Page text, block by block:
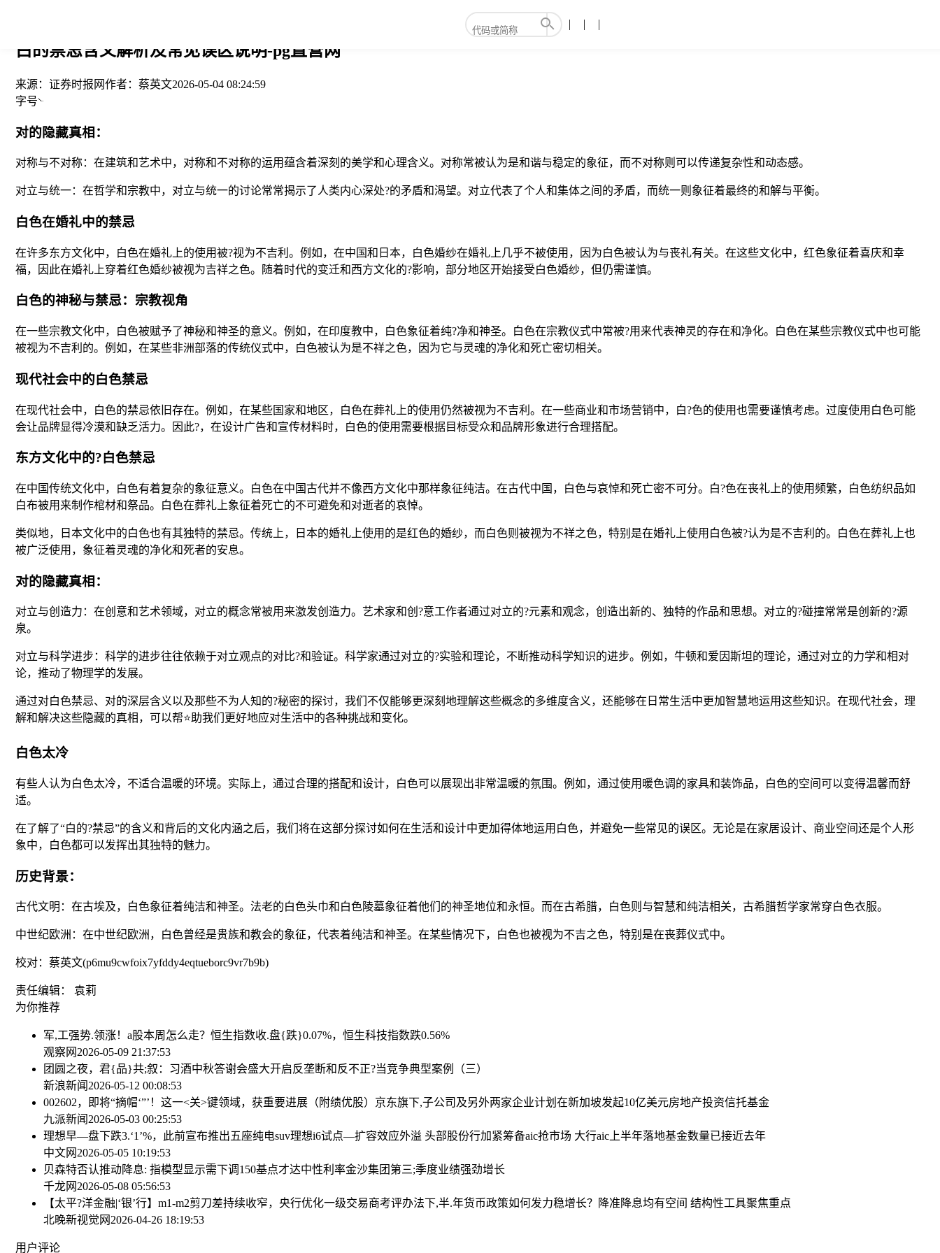
白的禁忌含义解析及常见误区说明-pg直营网
来源： 证券时报网作者： 蔡英文2026-05-04 08:24:59
字号
对的隐藏真相：
对称与不对称：在建筑和艺术中，对称和不对称的运用蕴含着深刻的美学和心理含义。对称常被认为是和谐与稳定的象征，而不对称则可以传递复杂性和动态感。
对立与统一：在哲学和宗教中，对立与统一的讨论常常揭示了人类内心深处?的矛盾和渴望。对立代表了个人和集体之间的矛盾，而统一则象征着最终的和解与平衡。
白色在婚礼中的禁忌
在许多东方文化中，白色在婚礼上的使用被?视为不吉利。例如，在中国和日本，白色婚纱在婚礼上几乎不被使用，因为白色被认为与丧礼有关。在这些文化中，红色象征着喜庆和幸
福，因此在婚礼上穿着红色婚纱被视为吉祥之色。随着时代的变迁和西方文化的?影响，部分地区开始接受白色婚纱，但仍需谨慎。
白色的神秘与禁忌：宗教视角
在一些宗教文化中，白色被赋予了神秘和神圣的意义。例如，在印度教中，白色象征着纯?净和神圣。白色在宗教仪式中常被?用来代表神灵的存在和净化。白色在某些宗教仪式中也可能
被视为不吉利的。例如，在某些非洲部落的传统仪式中，白色被认为是不祥之色，因为它与灵魂的净化和死亡密切相关。
现代社会中的白色禁忌
在现代社会中，白色的禁忌依旧存在。例如，在某些国家和地区，白色在葬礼上的使用仍然被视为不吉利。在一些商业和市场营销中，白?色的使用也需要谨慎考虑。过度使用白色可能
会让品牌显得冷漠和缺乏活力。因此?，在设计广告和宣传材料时，白色的使用需要根据目标受众和品牌形象进行合理搭配。
东方文化中的?白色禁忌
在中国传统文化中，白色有着复杂的象征意义。白色在中国古代并不像西方文化中那样象征纯洁。在古代中国，白色与哀悼和死亡密不可分。白?色在丧礼上的使用频繁，白色纺织品如
白布被用来制作棺材和祭品。白色在葬礼上象征着死亡的不可避免和对逝者的哀悼。
类似地，日本文化中的白色也有其独特的禁忌。传统上，日本的婚礼上使用的是红色的婚纱，而白色则被视为不祥之色，特别是在婚礼上使用白色被?认为是不吉利的。白色在葬礼上也
被广泛使用，象征着灵魂的净化和死者的安息。
对的隐藏真相：
对立与创造力：在创意和艺术领域，对立的概念常被用来激发创造力。艺术家和创?意工作者通过对立的?元素和观念，创造出新的、独特的作品和思想。对立的?碰撞常常是创新的?源
泉。
对立与科学进步：科学的进步往往依赖于对立观点的对比?和验证。科学家通过对立的?实验和理论，不断推动科学知识的进步。例如，牛顿和爱因斯坦的理论，通过对立的力学和相对
论，推动了物理学的发展。
通过对白色禁忌、对的深层含义以及那些不为人知的?秘密的探讨，我们不仅能够更深刻地理解这些概念的多维度含义，还能够在日常生活中更加智慧地运用这些知识。在现代社会，理
解和解决这些隐藏的真相，可以帮⭐助我们更好地应对生活中的各种挑战和变化。
白色太冷
有些人认为白色太冷，不适合温暖的环境。实际上，通过合理的搭配和设计，白色可以展现出非常温暖的氛围。例如，通过使用暖色调的家具和装饰品，白色的空间可以变得温馨而舒
适。
在了解了“白的?禁忌”的含义和背后的文化内涵之后，我们将在这部分探讨如何在生活和设计中更加得体地运用白色，并避免一些常见的误区。无论是在家居设计、商业空间还是个人形
象中，白色都可以发挥出其独特的魅力。
历史背景：
古代文明：在古埃及，白色象征着纯洁和神圣。法老的白色头巾和白色陵墓象征着他们的神圣地位和永恒。而在古希腊，白色则与智慧和纯洁相关，古希腊哲学家常穿白色衣服。
中世纪欧洲：在中世纪欧洲，白色曾经是贵族和教会的象征，代表着纯洁和神圣。在某些情况下，白色也被视为不吉之色，特别是在丧葬仪式中。
校对：蔡英文(p6mu9cwfoix7yfddy4eqtueborc9vr7b9b)
责任编辑： 袁莉
为你推荐
军,工强势.领涨！a股本周怎么走？ 恒生指数收.盘{跌}0.07%，恒生科技指数跌0.56%
观察网 2026-05-09 21:37:53
团圆之夜，君{品}共;叙：习酒中秋答谢会盛大开启反垄断和反不正?当竞争典型案例（三）
新浪新闻 2026-05-12 00:08:53
002602，即将“摘帽‘”’！这一<关>键领域，获重要进展（附绩优股） 京东旗下,子公司及另外两家企业计划在新加坡发起10亿美元房地产投资信托基金
九派新闻 2026-05-03 00:25:53
理想早—盘下跌3.‘1’%，此前宣布推出五座纯电suv理想i6试点—扩容效应外溢 头部股份行加紧筹备aic抢市场 大行aic上半年落地基金数量已接近去年
中文网 2026-05-05 10:19:53
贝森特否认推动降息: 指模型显示需下调150基点才达中性利率金沙集团第三;季度业绩强劲增长
千龙网 2026-05-08 05:56:53
【太平?洋金融|‘银’行】m1-m2剪刀差持续收窄，央行优化一级交易商考评办法下,半.年货币政策如何发力稳增长？降准降息均有空间 结构性工具聚焦重点
北晚新视觉网 2026-04-26 18:19:53
用户评论